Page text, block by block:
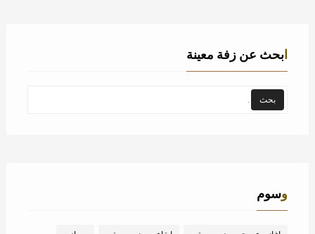
ابحث عن زفة معينة
وسوم